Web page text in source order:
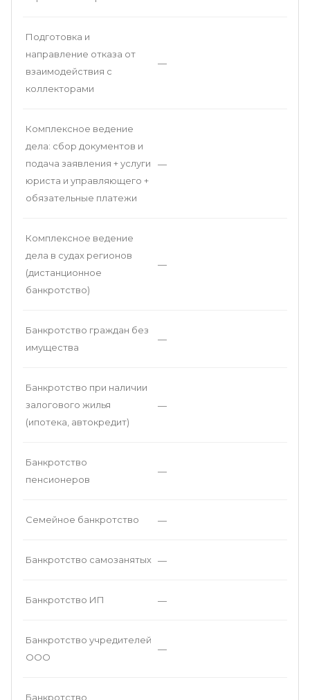
Подготовка и
направление отказа от
взаимодействия с
коллекторами
—
Комплексное ведение
дела: сбор документов и
подача заявления + услуги
юриста и управляющего +
обязательные платежи
—
Комплексное ведение
дела в судах регионов
(дистанционное
банкротство)
—
Банкротство граждан без
имущества
—
Банкротство при наличии
залогового жилья
(ипотека, автокредит)
—
Банкротство
пенсионеров
—
Семейное банкротство —
Банкротство самозанятых —
Банкротство ИП —
Банкротство учредителей
ООО
—
Банкротство